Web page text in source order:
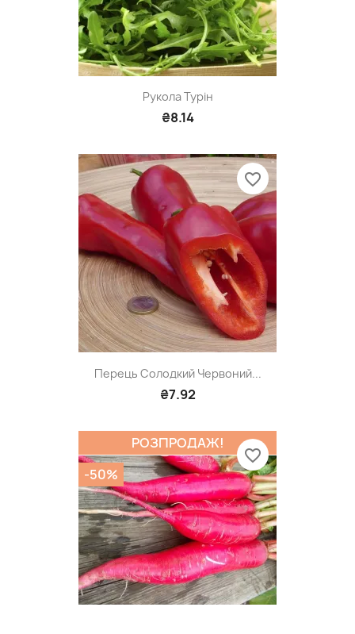
Рукола Турін
₴8.14
Перець Солодкий Червоний...
₴7.92
favorite_border
РОЗПРОДАЖ!
-50%
favorite_border